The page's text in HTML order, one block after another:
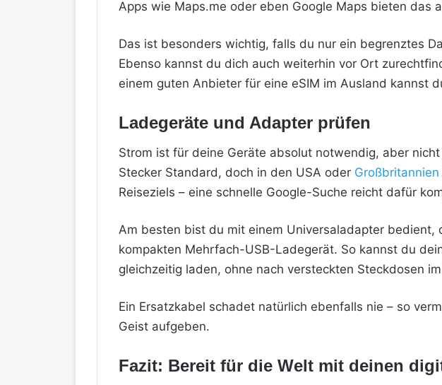
Apps wie Maps.me oder eben Google Maps bieten das
Das ist besonders wichtig, falls du nur ein begrenztes
Ebenso kannst du dich auch weiterhin vor Ort
einem guten Anbieter für eine eSIM im Ausland kannst
Ladegeräte und Adapter prüfen
Strom ist für deine Geräte absolut notwendig, aber
Stecker Standard, doch in den USA oder Großbritannien
Reiseziels – eine schnelle Google-Suche reicht dafür
Am besten bist du mit einem Universaladapter
kompakten Mehrfach-USB-Ladegerät. So kannst du
gleichzeitig laden, ohne nach versteckten Steckdosen
Ein Ersatzkabel schadet natürlich ebenfalls nie – so
Geist aufgeben.
Fazit: Bereit für die Welt mit deinen